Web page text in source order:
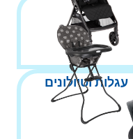
עגלות וטיולונים